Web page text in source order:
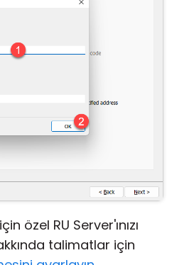
özel RU Server'ınızı
talimatlar için